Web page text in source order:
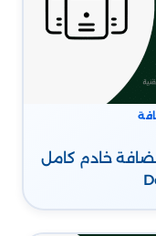
خادم كامل